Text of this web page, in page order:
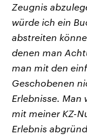
Zeugnis
würde ich ein
abstreiten
denen man
man mit den
Geschobenen
Erlebnisse. Man
mit meiner KZ-
Erlebnis